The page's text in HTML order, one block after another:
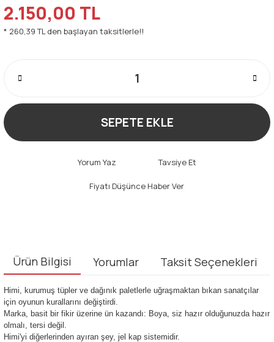
2.150,00 TL
* 260,39 TL den başlayan taksitlerle!!
SEPETE EKLE
Yorum Yaz Tavsiye Et
Fiyatı Düşünce Haber Ver
Ürün Bilgisi Yorumlar Taksit Seçenekleri
Himi, kurumuş tüpler ve dağınık paletlerle uğraşmaktan bıkan sanatçılar
için oyunun kurallarını değiştirdi.
Marka, basit bir fikir üzerine ün kazandı: Boya, siz hazır olduğunuzda hazır
olmalı, tersi değil.
Himi'yi diğerlerinden ayıran şey, jel kap sistemidir.